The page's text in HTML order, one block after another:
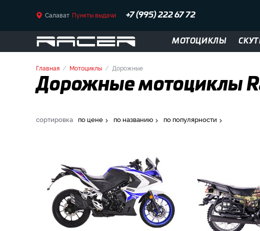
Салават Пункты выдачи +7 (995) 222 67 72
МОТОЦИКЛЫ
Главная Мотоциклы Дорожные
Дорожные мотоциклы
сортировка по цене по названию по популярности